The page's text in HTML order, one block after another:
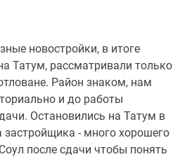
новостройки, в итоге
Татум, рассматривали только
Район знаком, нам
и до работы
Остановились на Татум в
застройщика - много хорошего
после сдачи чтобы понять